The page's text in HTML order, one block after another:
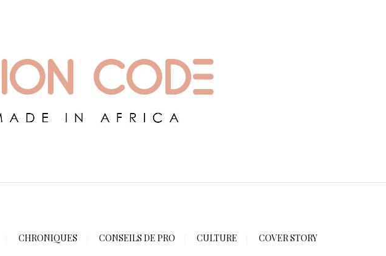
CHRONIQUES CONSEILS DE PRO CULTURE COVER STORY